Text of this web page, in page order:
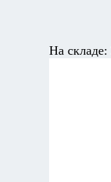
На складе: